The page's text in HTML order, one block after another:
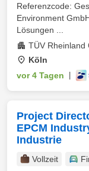
Referenzcode:
Environment
Lösungen ...
TÜV Rheinland
Köln
vor 4 Tagen
Project
EPCM
Industrie
Vollzeit